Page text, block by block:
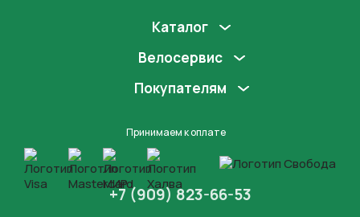
Каталог
Велосервис
Покупателям
Принимаем к оплате
+7 (909) 823-66-53